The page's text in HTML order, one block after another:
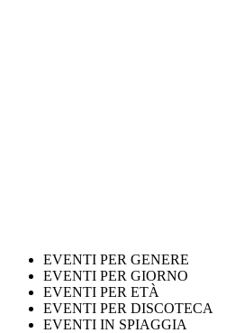
EVENTI PER GENERE
EVENTI PER GIORNO
EVENTI PER ETÀ
EVENTI PER DISCOTECA
EVENTI IN SPIAGGIA